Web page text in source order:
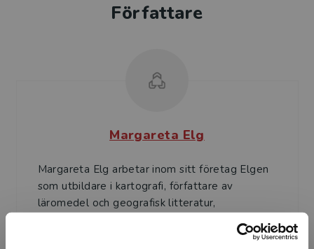
Författare
Margareta Elg
Margareta Elg arbetar inom sitt företag Elgen
som utbildare i kartografi, författare av
läromedel och geografisk litteratur,